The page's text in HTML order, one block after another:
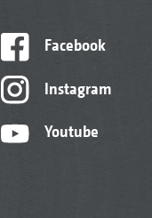
Facebook
Instagram
Youtube